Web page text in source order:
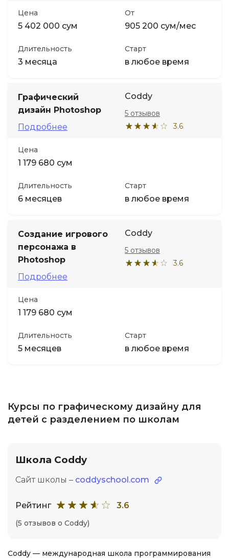
Цена
5 402 000 сум
От
905 200 сум/мес
Длительность
3 месяца
Старт
в любое время
Графический
дизайн Photoshop
Подробнее
Coddy
3.6
5 отзывов
Цена
1 179 680 сум
Длительность
6 месяцев
Старт
в любое время
Создание игрового
персонажа в
Photoshop
Подробнее
Coddy
3.6
5 отзывов
Цена
1 179 680 сум
Длительность
5 месяцев
Старт
в любое время
Курсы по графическому дизайну для
детей с разделением по школам
Школа Coddy
Сайт школы – coddyschool.com
Рейтинг 3.6
(5 отзывов о Coddy)
Coddy — международная школа программирования